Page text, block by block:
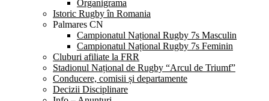
Organigrama
Istoric Rugby în Romania
Palmares CN
Campionatul Național Rugby 7s Masculin
Campionatul Național Rugby 7s Feminin
Cluburi afiliate la FRR
Stadionul Național de Rugby “Arcul de Triumf”
Conducere, comisii și departamente
Decizii Disciplinare